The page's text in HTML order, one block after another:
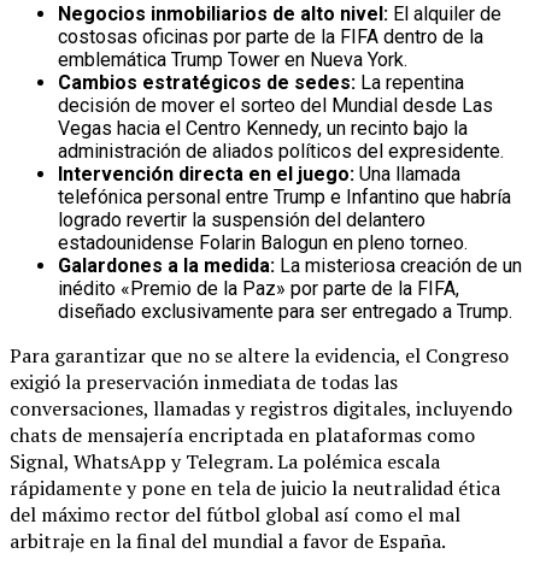
Negocios inmobiliarios de alto nivel: El alquiler de
costosas oficinas por parte de la FIFA dentro de la
emblemática Trump Tower en Nueva York.
Cambios estratégicos de sedes: La repentina
decisión de mover el sorteo del Mundial desde Las
Vegas hacia el Centro Kennedy, un recinto bajo la
administración de aliados políticos del expresidente.
Intervención directa en el juego: Una llamada
telefónica personal entre Trump e Infantino que habría
logrado revertir la suspensión del delantero
estadounidense Folarin Balogun en pleno torneo.
Galardones a la medida: La misteriosa creación de un
inédito «Premio de la Paz» por parte de la FIFA,
diseñado exclusivamente para ser entregado a Trump.
Para garantizar que no se altere la evidencia, el Congreso
exigió la preservación inmediata de todas las
conversaciones, llamadas y registros digitales, incluyendo
chats de mensajería encriptada en plataformas como
Signal, WhatsApp y Telegram. La polémica escala
rápidamente y pone en tela de juicio la neutralidad ética
del máximo rector del fútbol global así como el mal
arbitraje en la final del mundial a favor de España.